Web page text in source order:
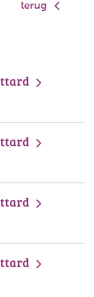
terug